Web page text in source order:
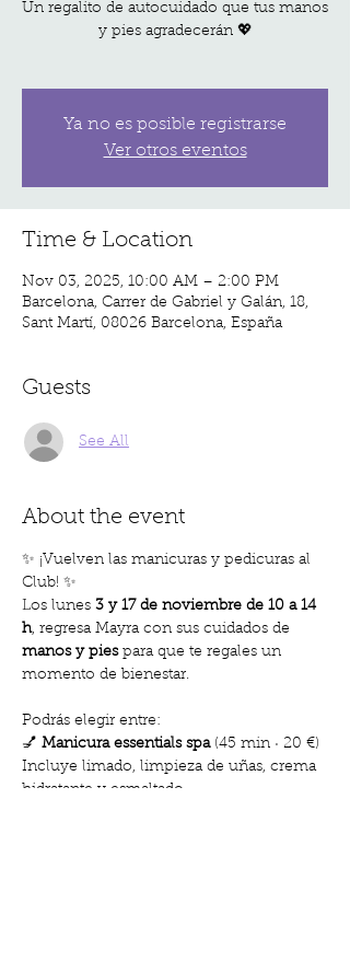
Un regalito de autocuidado que tus manos
y pies agradecerán 💖
Ya no es posible registrarse
Ver otros eventos
Time & Location
Nov 03, 2025, 10:00 AM – 2:00 PM
Barcelona, Carrer de Gabriel y Galán, 18,
Sant Martí, 08026 Barcelona, España
Guests
See All
About the event
✨ ¡Vuelven las manicuras y pedicuras al
Club! ✨
Los lunes 3 y 17 de noviembre de 10 a 14
h, regresa Mayra con sus cuidados de
manos y pies para que te regales un
momento de bienestar.
Podrás elegir entre:
💅 Manicura essentials spa (45 min · 20 €)
Incluye limado, limpieza de uñas, crema
hidratante y esmaltado.